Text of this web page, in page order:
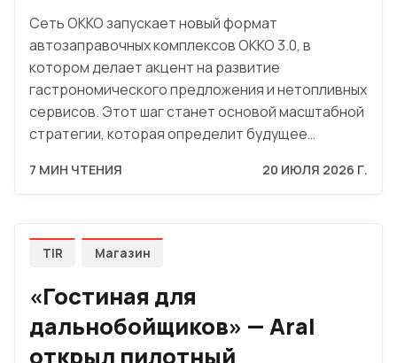
Сеть OKKO запускает новый формат
автозаправочных комплексов OKKO 3.0, в
котором делает акцент на развитие
гастрономического предложения и нетопливных
сервисов. Этот шаг станет основой масштабной
стратегии, которая определит будущее…
7 МИН ЧТЕНИЯ 20 ИЮЛЯ 2026 Г.
TIR Магазин
«Гостиная для
дальнобойщиков» — Aral
открыл пилотный